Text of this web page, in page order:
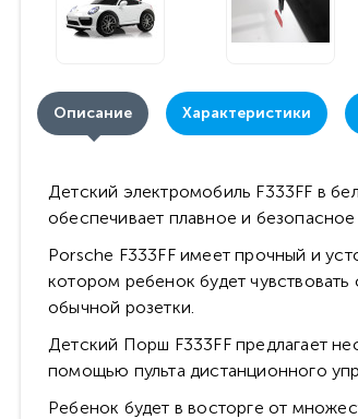
Описание Характеристики
Детский электромобиль F333FF в
обеспечивает плавное и
Porsche F333FF имеет прочный и
котором ребенок будет
обычной розетки.
Детский Порш F333FF предлагает
помощью пульта дистанционного
Ребенок будет в восторге от